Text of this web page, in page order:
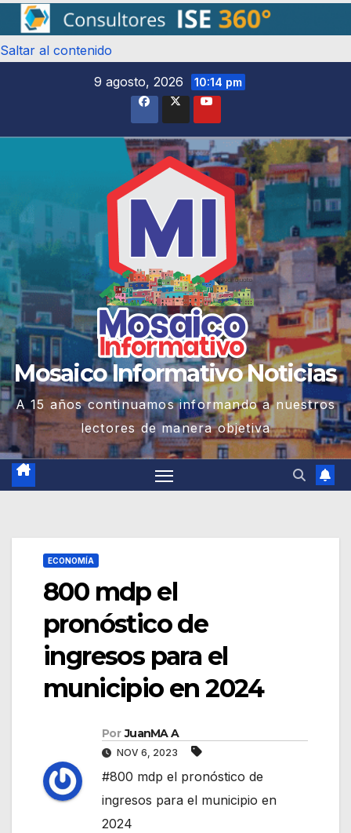
Saltar al contenido
9 agosto, 2026
10:14 pm
Mosaico Informativo Noticias
A 15 años continuamos informando a nuestros
lectores de manera objetiva
ECONOMÍA
800 mdp el
pronóstico de
ingresos para el
municipio en 2024
Por JuanMA A
NOV 6, 2023
#800 mdp el pronóstico de
ingresos para el municipio en
2024